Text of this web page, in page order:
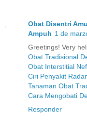
Obat Disentri
Ampuh 1 de
Greetings! Very
Obat Tradisional
Obat Interstitial
Ciri Penyakit
Tanaman Obat
Cara Mengobati
Responder